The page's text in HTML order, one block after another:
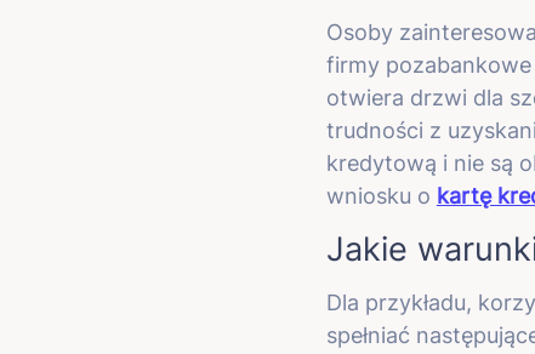
Osoby
firmy
otwiera drzwi dla
trudności z
kredytową i nie są
wniosku o kartę
Jakie
Dla przykładu,
spełniać